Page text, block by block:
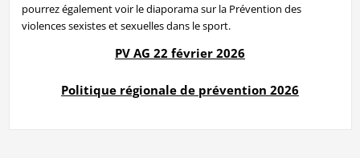
pourrez également voir le diaporama sur la Prévention des
violences sexistes et sexuelles dans le sport.
PV AG 22 février 2026
Politique régionale de prévention 2026